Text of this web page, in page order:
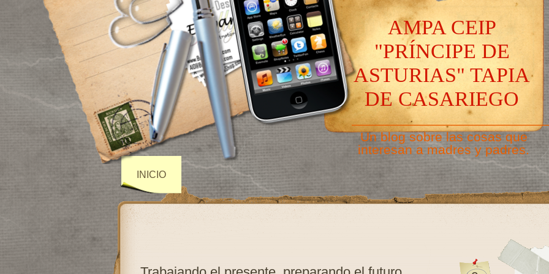
AMPA CEIP
"PRÍNCIPE DE
ASTURIAS" TAPIA
DE CASARIEGO
Un blog sobre las cosas que
interesan a madres y padres.
INICIO